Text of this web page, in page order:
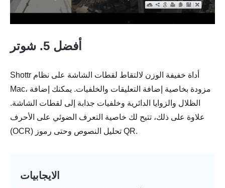
أفضل 5. شوتر
Shottr أداة خفيفة الوزن لالتقاط لقطات الشاشة على نظام
Mac، مزودة بخاصية إضافة التعليقات والخلفيات. يمكنك إضافة
الظلال والزوايا الدائرية وخلفيات جذابة إلى لقطات الشاشة.
علاوة على ذلك، تتيح لك خاصية التعرف الضوئي على الأحرف
(OCR) تحليل النصوص وحتى رموز QR.
الايجابيات